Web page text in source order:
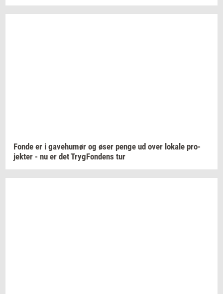
Fonde er i ga­ve­hu­mør og øser penge ud over lo­ka­le pro­
jek­ter - nu er detTryg­Fon­dens tur